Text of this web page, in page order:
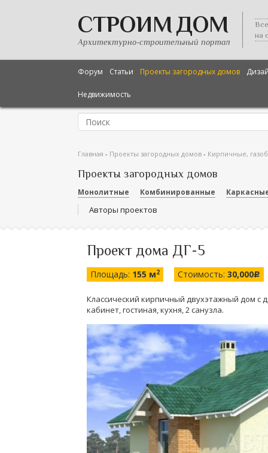
СТРОИМ ДОМ
Архитектурно-строительный портал
на
Форум Статьи Проекты загородных домов
Недвижимость
Главная - Проекты загородных домов - Кирпичные,
Проекты загородных домов
Монолитные Комбинированные
Авторы проектов
Проект дома ДГ-5
Площадь: 155 м2 Стоимость: 30,000c
Классический кирпичный двухэтажный дом с
кабинет, гостиная, кухня, 2 санузла.